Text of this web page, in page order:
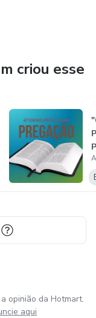
criou esse
opinião da Hotmart.
aqui